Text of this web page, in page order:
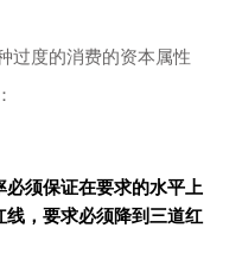
过度的消费的资本属性
须保证在要求的水平上
，要求必须降到三道红